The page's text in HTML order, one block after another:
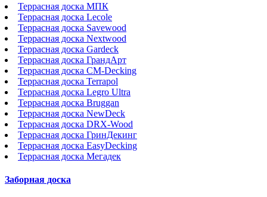
Террасная доска МПК
Террасная доска Lecole
Террасная доска Savewood
Террасная доска Nextwood
Террасная доска Gardeck
Террасная доска ГрандАрт
Террасная доска CM-Decking
Террасная доска Terrapol
Террасная доска Legro Ultra
Террасная доска Bruggan
Террасная доска NewDeck
Террасная доска DRX-Wood
Террасная доска ГринДекинг
Террасная доска EasyDecking
Террасная доска Мегадек
Заборная доска